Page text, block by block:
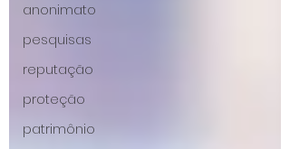
anonimato
pesquisas
reputação
proteção
patrimônio